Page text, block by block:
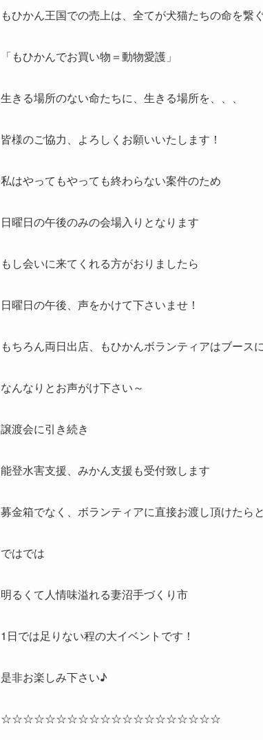
もひかん王国での売上は、全てが犬猫たちの命を繋
「もひかんでお買い物＝動物愛護」
生きる場所のない命たちに、生きる場所を、、、
皆様のご協力、よろしくお願いいたします！
私はやってもやっても終わらない案件のため
日曜日の午後のみの会場入りとなります
もし会いに来てくれる方がおりましたら
日曜日の午後、声をかけて下さいませ！
もちろん両日出店、もひかんボランティアはブース
なんなりとお声がけ下さい～
譲渡会に引き続き
能登水害支援、みかん支援も受付致します
募金箱でなく、ボランティアに直接お渡し頂けたら
ではでは
明るくて人情味溢れる妻沼手づくり市
1日では足りない程の大イベントです！
是非お楽しみ下さい♪
☆☆☆☆☆☆☆☆☆☆☆☆☆☆☆☆☆☆☆☆